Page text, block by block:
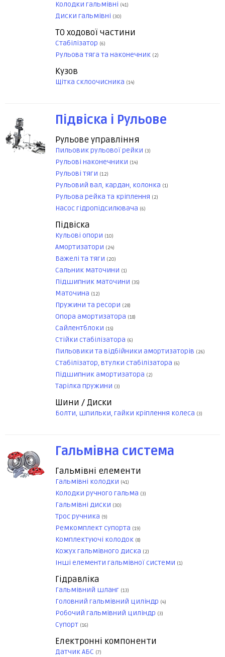
Колодки гальмівні (41)
Диски гальмівні (30)
ТО ходової частини
Стабілізатор (6)
Рульова тяга та наконечник (2)
Кузов
Щітка склоочисника (14)
Підвіска і Рульове
Рульове управління
Пильовик рульової рейки (3)
Рульові наконечники (14)
Рульові тяги (12)
Рульовий вал, кардан, колонка (1)
Рульова рейка та кріплення (2)
Насос гідропідсилювача (6)
Підвіска
Кульові опори (10)
Амортизатори (24)
Важелі та тяги (20)
Сальник маточини (1)
Підшипник маточини (35)
Маточина (12)
Пружини та ресори (28)
Опора амортизатора (18)
Сайлентблоки (15)
Стійки стабілізатора (6)
Пильовики та відбійники амортизаторів (26)
Стабілізатор, втулки стабілізатора (6)
Підшипник амортизатора (2)
Тарілка пружини (3)
Шини / Диски
Болти, шпильки, гайки кріплення колеса (3)
Гальмівна система
Гальмівні елементи
Гальмівні колодки (41)
Колодки ручного гальма (3)
Гальмівні диски (30)
Трос ручника (9)
Ремкомплект супорта (19)
Комплектуючі колодок (8)
Кожух гальмівного диска (2)
Інші елементи гальмівної системи (1)
Гідравліка
Гальмівний шланг (13)
Головний гальмівний циліндр (4)
Робочий гальмівний циліндр (3)
Супорт (16)
Електронні компоненти
Датчик АБС (7)